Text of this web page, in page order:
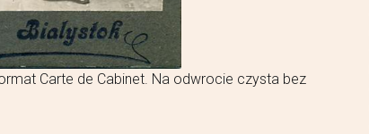
Carte de Cabinet. Na odwrocie czysta bez